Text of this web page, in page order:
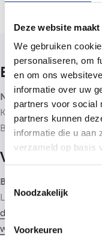
Deze website
We gebruiken
personaliseren, om
en om ons
informatie over uw
partners voor social
partners kunnen
informatie die u aan
verzameld op basis
Toestemmingsselectie
Noodzakelijk
Voorkeuren
Bedrijfsinfo
Neys Immo &
Kantoor: Nieuwstraat
BTW BE0806.838.278
BIV 505900 - Neys
Luxemburgstraat 16B,
deontologische code
www.cib.be.